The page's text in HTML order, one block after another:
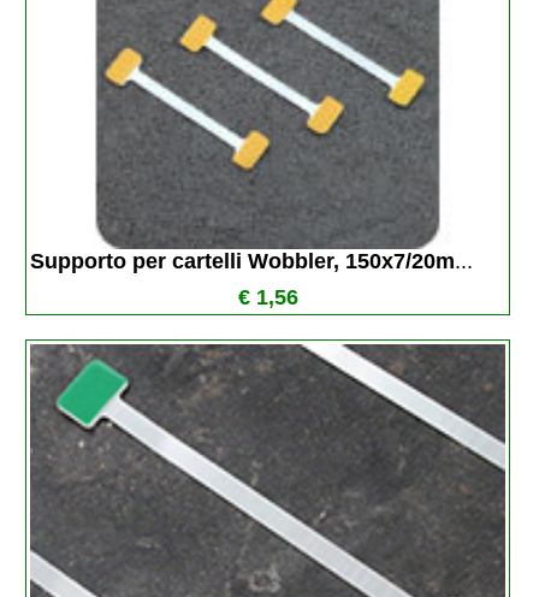
Supporto per cartelli Wobbler, 150x7/20m...
€ 1,56